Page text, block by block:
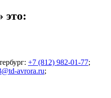
это:
: +7 (812) 982-01-77;
avrora.ru;